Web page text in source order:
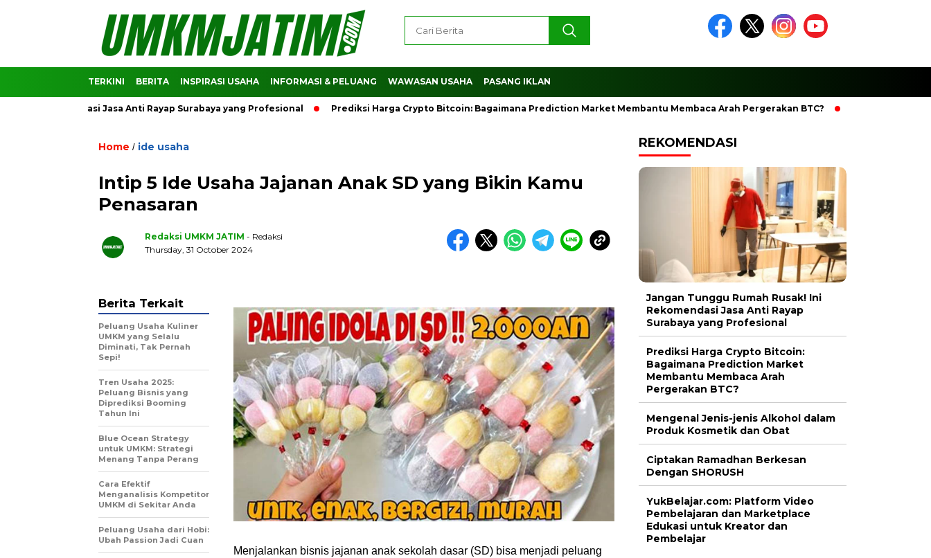
TERKINI BERITA INSPIRASI USAHA INFORMASI & PELUANG WAWASAN USAHA PASANG IKLAN
Jasa Anti Rayap Surabaya yang Profesional Prediksi Harga Crypto Bitcoin: Bagaimana Prediction Market Membantu Membaca Arah Pergerakan BTC? Ciptakan Ramadhan
Home / ide usaha
Intip 5 Ide Usaha Jajanan Anak SD yang Bikin Kamu
Penasaran
Redaksi UMKM JATIM - Redaksi
Thursday, 31 October 2024
Menjalankan bisnis jajanan anak sekolah dasar (SD) bisa menjadi peluang
Berita Terkait
Peluang Usaha Kuliner
UMKM yang Selalu
Diminati, Tak Pernah
Sepi!
Tren Usaha 2025:
Peluang Bisnis yang
Diprediksi Booming
Tahun Ini
Blue Ocean Strategy
untuk UMKM: Strategi
Menang Tanpa Perang
Cara Efektif
Menganalisis Kompetitor
UMKM di Sekitar Anda
Peluang Usaha dari Hobi:
Ubah Passion Jadi Cuan
REKOMENDASI
Jangan Tunggu Rumah Rusak! Ini
Rekomendasi Jasa Anti Rayap
Surabaya yang Profesional
Prediksi Harga Crypto Bitcoin:
Bagaimana Prediction Market
Membantu Membaca Arah
Pergerakan BTC?
Mengenal Jenis-jenis Alkohol dalam
Produk Kosmetik dan Obat
Ciptakan Ramadhan Berkesan
Dengan SHORUSH
YukBelajar.com: Platform Video
Pembelajaran dan Marketplace
Edukasi untuk Kreator dan
Pembelajar